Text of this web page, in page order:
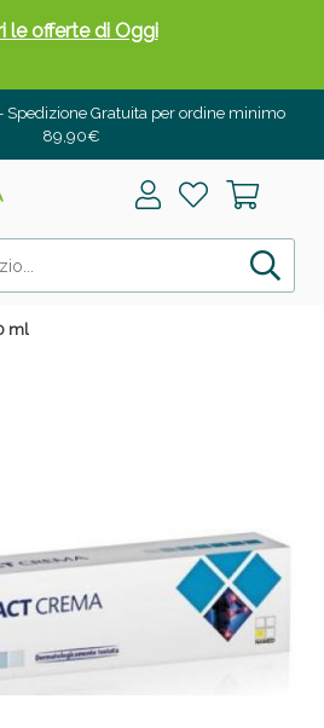
Gratuita per ordine minimo
89,90€
ml
le offerte di Oggi